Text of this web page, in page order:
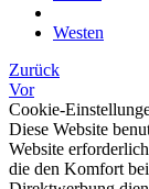
Westen
Zurück
Vor
Cookie-
Diese Website
Website
die den Komfort